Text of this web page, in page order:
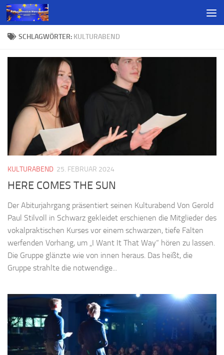
SCHLAGWÖRTER: KULTURABEND
KULTURABEND 25. FEBRUAR 2024
HERE COMES THE SUN
Der Abiturjahrgang präsentiert seinen Kulturabend Von Gerold
Paul Stilvoll in Schwarz gekleidet erschienen die Mitglieder des
vokalpraktischen Kurses vor einem schwarzen, tiefe Falten
werfenden Vorhang, um „I Want It That Way“ hören zu lassen.
Die Gruppe glänzte wie von innen heraus. Das heißt, die
Gruppe strahlte die notwendige...